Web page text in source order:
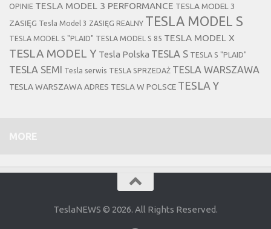
OPINIE TESLA MODEL 3 PERFORMANCE TESLA MODEL 3
ZASIĘG Tesla Model 3 ZASIĘG REALNY TESLA MODEL S
TESLA MODEL S "PLAID" TESLA MODEL S 85 TESLA MODEL X
TESLA MODEL Y Tesla Polska TESLA S TESLA S "PLAID"
TESLA SEMI Tesla serwis TESLA SPRZEDAŻ TESLA WARSZAWA
TESLA WARSZAWA ADRES TESLA W POLSCE TESLA Y
MORE
TeslaNEWS © 2026. All Rights Reserved.